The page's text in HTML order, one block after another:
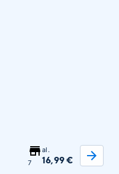
7
al.
16,99 €